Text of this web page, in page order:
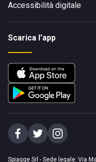
Accessibilità digitale
Scarica l'app
Spiagge Srl - Sede legale: Via